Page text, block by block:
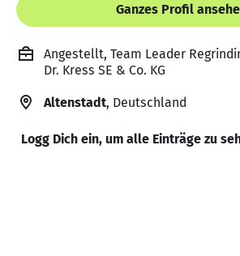
Ganzes Profil
Angestellt, Team Leader
Dr. Kress SE & Co. KG
Altenstadt, Deutschland
Logg Dich ein, um alle Einträge zu